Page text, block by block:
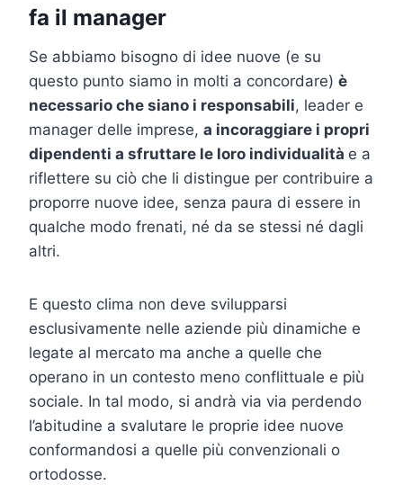
fa il manager
Se abbiamo bisogno di idee nuove (e su
questo punto siamo in molti a concordare) è
necessario che siano i responsabili, leader e
manager delle imprese, a incoraggiare i propri
dipendenti a sfruttare le loro individualità e a
riflettere su ciò che li distingue per contribuire a
proporre nuove idee, senza paura di essere in
qualche modo frenati, né da se stessi né dagli
altri.
E questo clima non deve svilupparsi
esclusivamente nelle aziende più dinamiche e
legate al mercato ma anche a quelle che
operano in un contesto meno conflittuale e più
sociale. In tal modo, si andrà via via perdendo
l’abitudine a svalutare le proprie idee nuove
conformandosi a quelle più convenzionali o
ortodosse.